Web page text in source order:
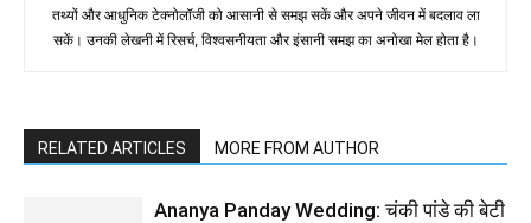
तथ्यों और आधुनिक टेक्नोलॉजी को आसानी से समझ सकें और अपने जीवन में बदलाव ला
सकें। उनकी लेखनी में रिसर्च, विश्वसनीयता और इंसानी समझ का अनोखा मेल होता है।
RELATED ARTICLES MORE FROM AUTHOR
Ananya Panday Wedding: चंकी पांडे की बेटी